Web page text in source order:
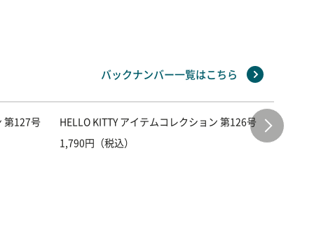
第127号
HELLO KITTY アイテムコレクション 第126号
1,790円（税込）
1,790円
バックナンバー一覧はこちら